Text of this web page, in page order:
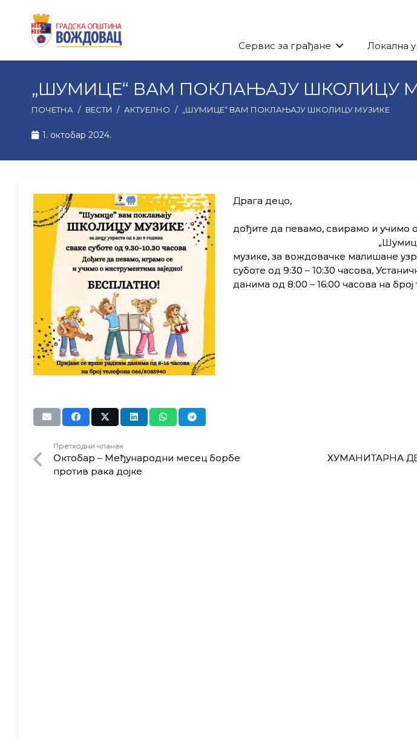
Сервис за грађане Локална
„ШУМИЦЕ“ ВАМ ПОКЛАЊАЈУ ШКОЛИЦУ
ПОЧЕТНА / ВЕСТИ / АКТУЕЛНО / „ШУМИЦЕ“ ВАМ ПОКЛАЊАЈУ ШКОЛИЦУ МУЗИКЕ
1. октобар 2024.
Драга децо,
дођите да певамо, свирамо и
„Шумице“
музике, за вождовачке малишане
суботе од 9:30 – 10:30 часова,
данима од 8:00 – 16:00 часова на
Претходни чланак
Октобар – Међународни месец борбе
против рака дојке
ХУМАНИТАРНА